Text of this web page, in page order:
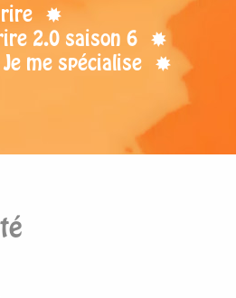
2.0 saison 6
Je me spécialise